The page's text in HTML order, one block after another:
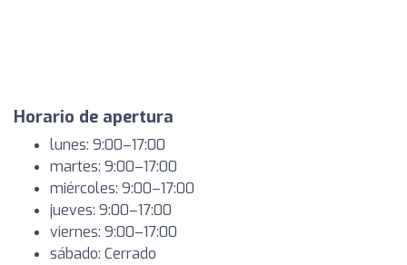
Horario de apertura
lunes: 9:00–17:00
martes: 9:00–17:00
miércoles: 9:00–17:00
jueves: 9:00–17:00
viernes: 9:00–17:00
sábado: Cerrado